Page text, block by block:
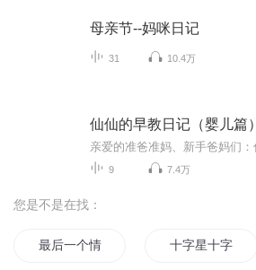
母亲节--妈咪日记
31 10.4万
仙仙的早教日记（婴儿篇）
9 7.4万
您是不是在找：
最后一个情人节 十字星十字路